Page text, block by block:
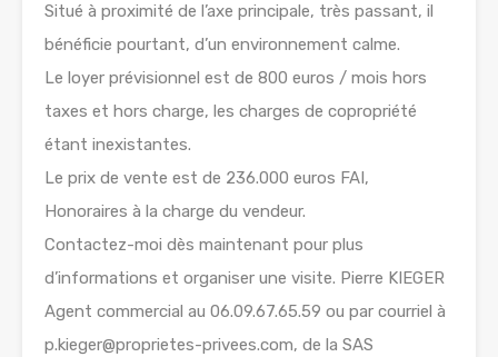
Situé à proximité de l’axe principale, très passant, il
bénéficie pourtant, d’un environnement calme.
Le loyer prévisionnel est de 800 euros / mois hors
taxes et hors charge, les charges de copropriété
étant inexistantes.
Le prix de vente est de 236.000 euros FAI,
Honoraires à la charge du vendeur.
Contactez-moi dès maintenant pour plus
d’informations et organiser une visite. Pierre KIEGER
Agent commercial au 06.09.67.65.59 ou par courriel à
p.kieger@proprietes-privees.com, de la SAS